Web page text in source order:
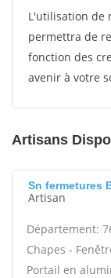
L'utilisation de
permettra de
fonction des
avenir à votre
Artisans
Sn fermetures
Artisan
Département:
Chapes -
Portail en